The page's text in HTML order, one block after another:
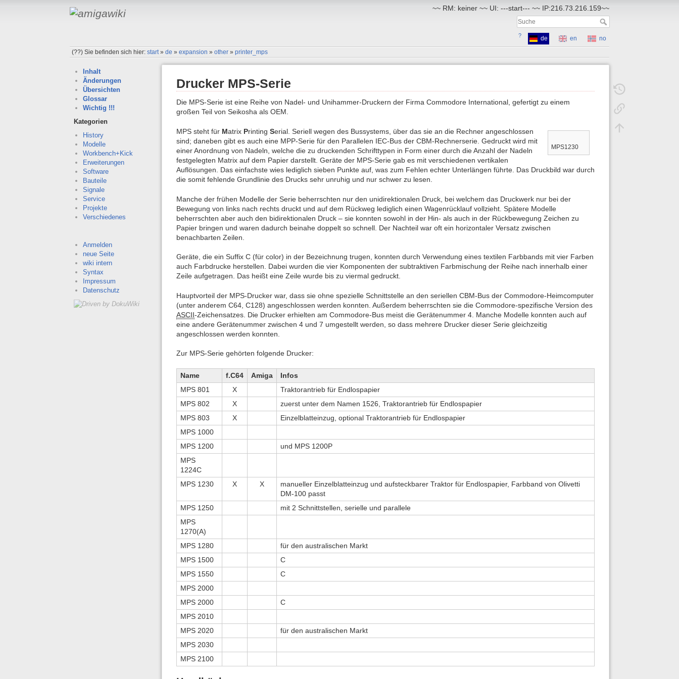
~~ RM: keiner ~~ UI: ---start--- ~~ IP:216.73.216.159~~
? de en
no
(??)Sie befinden sich hier:start»de »expansion »other »printer_mps
Inhalt
Änderungen
Übersichten
Glossar
Wichtig !!!
Kategorien
History
Modelle
Workbench+Kick
Erweiterungen
Software
Bauteile
Signale
Service
Projekte
Verschiedenes
Anmelden
neue Seite
wiki intern
Syntax
Impressum
Datenschutz
Drucker MPS-Serie
Die MPS-Serie ist eine Reihe von Nadel- und Unihammer-Druckern der Firma Commodore International, gefertigt zu einem
großen Teil von Seikosha als OEM.
MPS1230
MPS steht für Matrix Printing Serial. Seriell wegen des Bussystems, über das sie an die Rechner angeschlossen
sind; daneben gibt es auch eine MPP-Serie für den Parallelen IEC-Bus der CBM-Rechnerserie. Gedruckt wird mit
einer Anordnung von Nadeln, welche die zu druckenden Schrifttypen in Form einer durch die Anzahl der Nadeln
festgelegten Matrix auf dem Papier darstellt. Geräte der MPS-Serie gab es mit verschiedenen vertikalen
Auflösungen. Das einfachste wies lediglich sieben Punkte auf, was zum Fehlen echter Unterlängen führte. Das Druckbild war durch
die somit fehlende Grundlinie des Drucks sehr unruhig und nur schwer zu lesen.
Manche der frühen Modelle der Serie beherrschten nur den unidirektionalen Druck, bei welchem das Druckwerk nur bei der
Bewegung von links nach rechts druckt und auf dem Rückweg lediglich einen Wagenrücklauf vollzieht. Spätere Modelle
beherrschten aber auch den bidirektionalen Druck – sie konnten sowohl in der Hin- als auch in der Rückbewegung Zeichen zu
Papier bringen und waren dadurch beinahe doppelt so schnell. Der Nachteil war oft ein horizontaler Versatz zwischen
benachbarten Zeilen.
Geräte, die ein Suffix C (für color) in der Bezeichnung trugen, konnten durch Verwendung eines textilen Farbbands mit vier Farben
auch Farbdrucke herstellen. Dabei wurden die vier Komponenten der subtraktiven Farbmischung der Reihe nach innerhalb einer
Zeile aufgetragen. Das heißt eine Zeile wurde bis zu viermal gedruckt.
Hauptvorteil der MPS-Drucker war, dass sie ohne spezielle Schnittstelle an den seriellen CBM-Bus der Commodore-Heimcomputer
(unter anderem C64, C128) angeschlossen werden konnten. Außerdem beherrschten sie die Commodore-spezifische Version des
ASCII-Zeichensatzes. Die Drucker erhielten am Commodore-Bus meist die Gerätenummer 4. Manche Modelle konnten auch auf
eine andere Gerätenummer zwischen 4 und 7 umgestellt werden, so dass mehrere Drucker dieser Serie gleichzeitig
angeschlossen werden konnten.
Zur MPS-Serie gehörten folgende Drucker:
Name f.C64 Amiga
Infos
MPS 801
X
Traktorantrieb für Endlospapier
MPS 802
X
zuerst unter dem Namen 1526, Traktorantrieb für Endlospapier
MPS 803
X
Einzelblatteinzug, optional Traktorantrieb für Endlospapier
MPS 1000
MPS 1200
und MPS 1200P
MPS
1224C
MPS 1230
X X
manueller Einzelblatteinzug und aufsteckbarer Traktor für Endlospapier, Farbband von Olivetti
DM-100 passt
MPS 1250
mit 2 Schnittstellen, serielle und parallele
MPS
1270(A)
MPS 1280
für den australischen Markt
MPS 1500
C
MPS 1550
C
MPS 2000
MPS 2000
C
MPS 2010
MPS 2020
für den australischen Markt
MPS 2030
MPS 2100